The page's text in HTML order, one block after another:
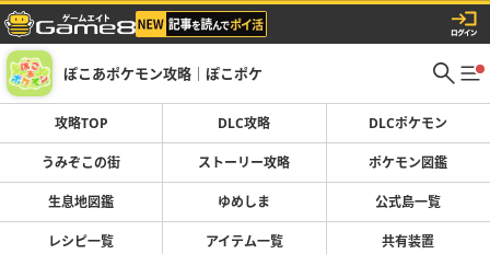
ぽこあポケモン攻略｜ぽこポケ
攻略TOP DLC攻略 DLCポケモン
うみぞこの街 ストーリー攻略 ポケモン図鑑
生息地図鑑 ゆめしま 公式島一覧
レシピ一覧 アイテム一覧 共有装置